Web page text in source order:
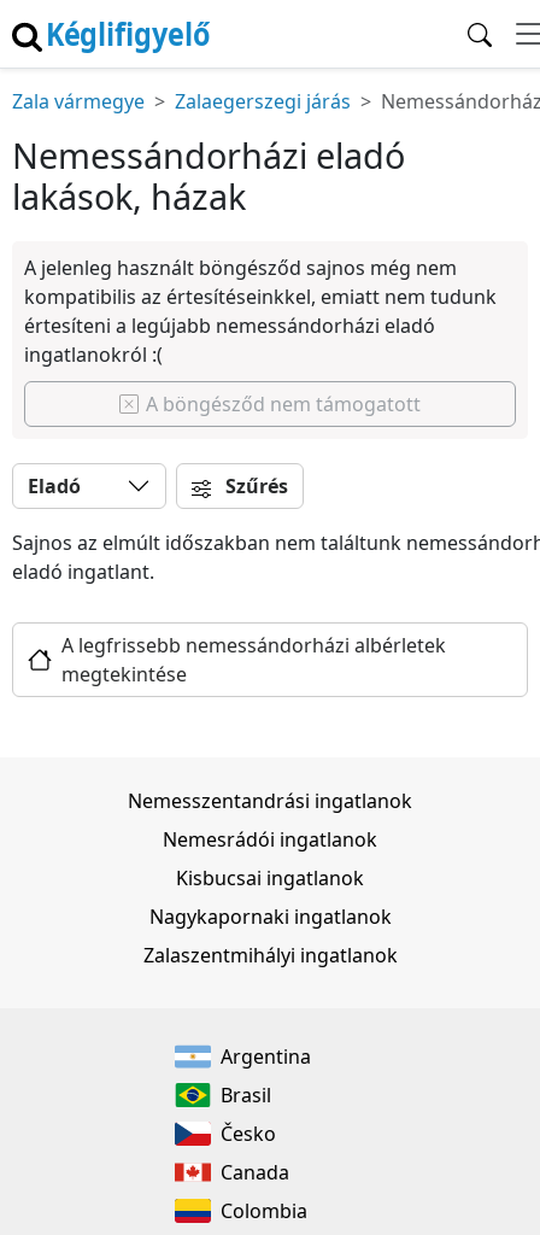
Kéglifigyelő
Zala vármegye Zalaegerszegi járás
Nemessándorházi eladó
lakások, házak
A böngésződ nem támogatott
A jelenleg használt böngésződ sajnos még nem
kompatibilis az értesítéseinkkel, emiatt nem tudunk
értesíteni a legújabb nemessándorházi eladó
ingatlanokról :(
Eladó Szűrés
Sajnos az elmúlt időszakban nem találtunk
eladó ingatlant.
A legfrissebb nemessándorházi albérletek
megtekintése
Nemesszentandrási ingatlanok
Nemesrádói ingatlanok
Kisbucsai ingatlanok
Nagykapornaki ingatlanok
Zalaszentmihályi ingatlanok
Argentina
Brasil
Česko
Canada
Colombia